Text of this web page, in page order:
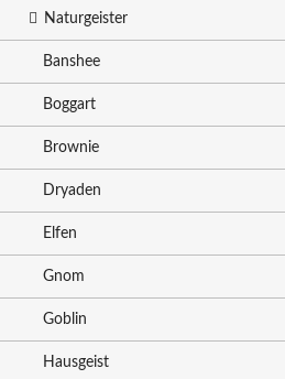
Naturgeister
Banshee
Boggart
Brownie
Dryaden
Elfen
Gnom
Goblin
Hausgeist